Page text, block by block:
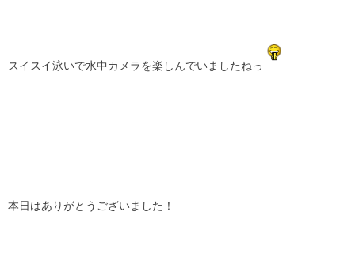
スイスイ泳いで水中カメラを楽しんでいましたねっ
本日はありがとうございました！